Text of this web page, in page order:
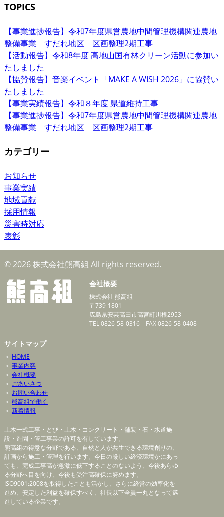
TOPICS
【事業進捗報告】令和7年度県営農地中間管理機構関連農地
整備事業 すだれ地区 区画整理2期工事
【活動報告】令和8年度 高地山国有林クリーン活動に参加い
たしました
【協賛報告】音楽イベント「MAKE A WISH 2026」に協賛い
たしました
【事業実績報告】令和８年度 県道維持工事
【事業進捗報告】令和7年度県営農地中間管理機構関連農地
整備事業 すだれ地区 区画整理2期工事
カテゴリー
お知らせ
事業実績
地域貢献
採用情報
災害時対応
表彰
© 2026 株式会社熊高組 All rights reserved.
会社概要
株式会社 熊高組
〒739-1801
広島県安芸高田市高宮町川根2953
TEL 0826-58-0316 FAX 0826-58-0408
サイトマップ
＞ HOME
＞ 事業内容
＞ 会社概要
＞ ごあいさつ
＞ お問い合わせ
＞ 熊高組で働く
＞ 新着情報
土木一式工事・とび・土木・コンクリート・舗装・石・水道施
設・造園・管工事業の許可を有しています。
熊高組の得意な分野である、自然と人が共生できる環境創りの、
計画から施工・管理を行います。今日の厳しい経済環境かにあっ
ても、完成工事高が急激に低下することのないよう、今後あらゆ
る分野へ目を向け、今後も受注高確保に努めます。
ISO9001:2008を取得したことも活かし、さらに経営の効率化を
進め、安定した利益を確保すべく、社長以下全員一丸となって邁
進している企業です。